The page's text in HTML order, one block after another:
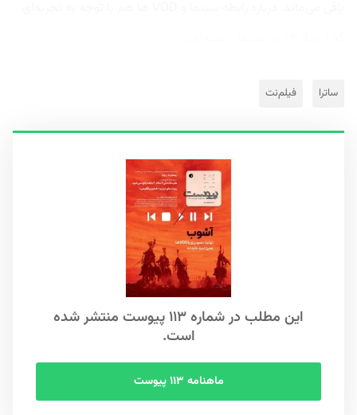
ساترا فیلم‌نت
این مطلب در شماره ۱۱۳ پیوست منتشر شده
است.
ماهنامه ۱۱۳ پیوست